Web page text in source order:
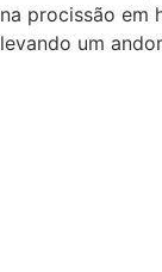
na procissão em
levando um